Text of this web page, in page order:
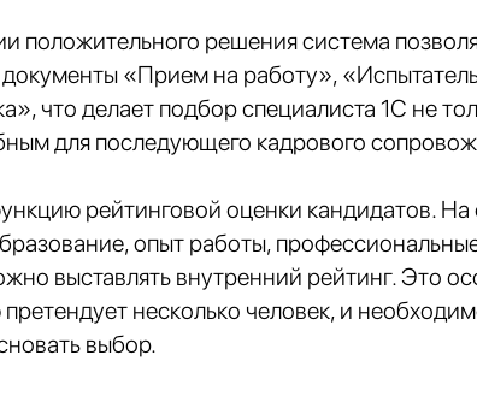
положительного решения система
документы «Прием на работу»,
что делает подбор специалиста 1С не
для последующего кадрового
рейтинговой оценки кандидатов.
опыт работы,
выставлять внутренний рейтинг. Это
несколько человек, и
выбор.